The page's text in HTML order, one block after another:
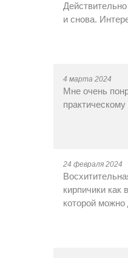
и снова.
4 марта 2024
Мне очень
24 февраля 2024
кирпичики
которой можно